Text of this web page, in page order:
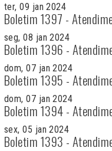
ter, 09 jan 2024
Boletim 1397 -
seg, 08 jan 2024
Boletim 1396 -
dom, 07 jan 2024
Boletim 1395 -
dom, 07 jan 2024
Boletim 1394 -
sex, 05 jan 2024
Boletim 1393 -